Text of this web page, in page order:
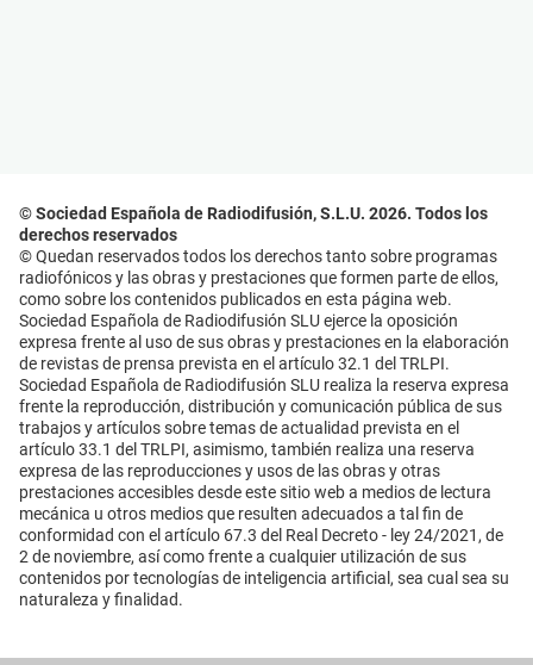
© Sociedad Española de Radiodifusión, S.L.U. 2026. Todos los
derechos reservados
© Quedan reservados todos los derechos tanto sobre programas
radiofónicos y las obras y prestaciones que formen parte de ellos,
como sobre los contenidos publicados en esta página web.
Sociedad Española de Radiodifusión SLU ejerce la oposición
expresa frente al uso de sus obras y prestaciones en la elaboración
de revistas de prensa prevista en el artículo 32.1 del TRLPI.
Sociedad Española de Radiodifusión SLU realiza la reserva expresa
frente la reproducción, distribución y comunicación pública de sus
trabajos y artículos sobre temas de actualidad prevista en el
artículo 33.1 del TRLPI, asimismo, también realiza una reserva
expresa de las reproducciones y usos de las obras y otras
prestaciones accesibles desde este sitio web a medios de lectura
mecánica u otros medios que resulten adecuados a tal fin de
conformidad con el artículo 67.3 del Real Decreto - ley 24/2021, de
2 de noviembre, así como frente a cualquier utilización de sus
contenidos por tecnologías de inteligencia artificial, sea cual sea su
naturaleza y finalidad.